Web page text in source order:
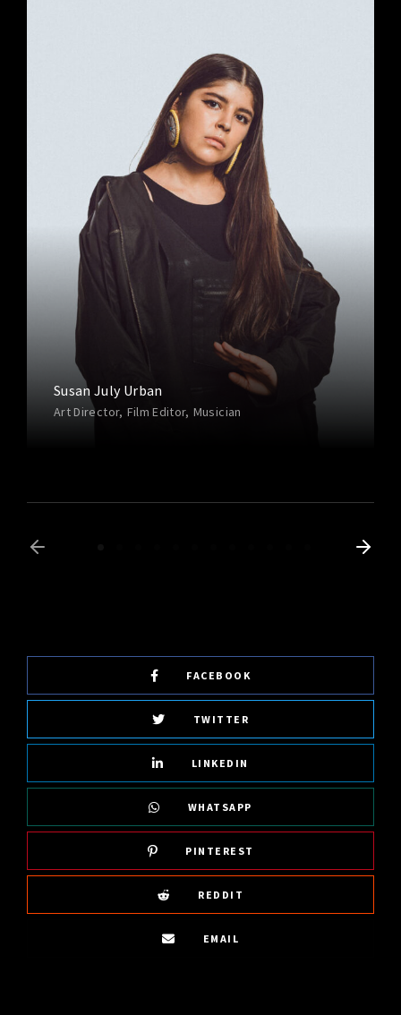
Susan July Urban
Art Director Film Editor Musician
FACEBOOK
TWITTER
LINKEDIN
WHATSAPP
PINTEREST
REDDIT
EMAIL